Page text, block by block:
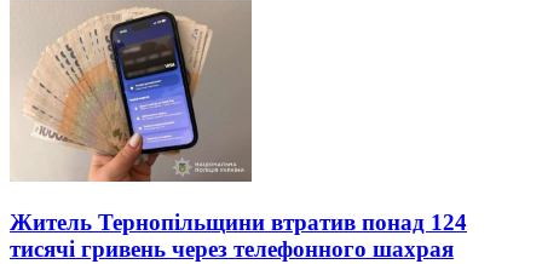
Житель Тернопільщини втратив понад 124
тисячі гривень через телефонного шахрая